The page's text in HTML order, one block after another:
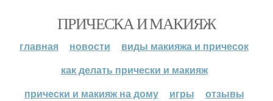
ПРИЧЕСКА И МАКИЯЖ
главная новости
виды макияжа и причесок
как делать прически и макияж
прически и макияж на дому
игры отзывы